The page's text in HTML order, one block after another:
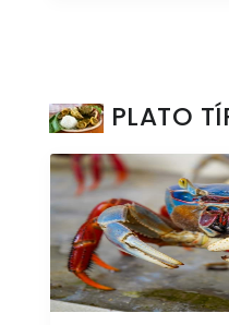
PLATO